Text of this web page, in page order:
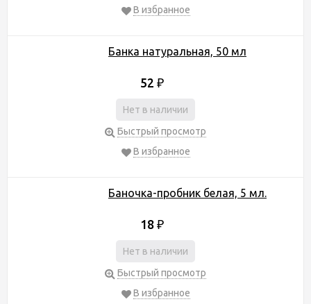
В избранное
Банка натуральная, 50 мл
52 ₽
Нет в наличии
Быстрый просмотр
В избранное
Баночка-пробник белая, 5 мл.
18 ₽
Нет в наличии
Быстрый просмотр
В избранное